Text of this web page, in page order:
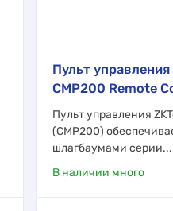
Пульт управления
CMP200 Remote
Пульт управления
(CMP200)
шлагбаумами серии...
В наличии много